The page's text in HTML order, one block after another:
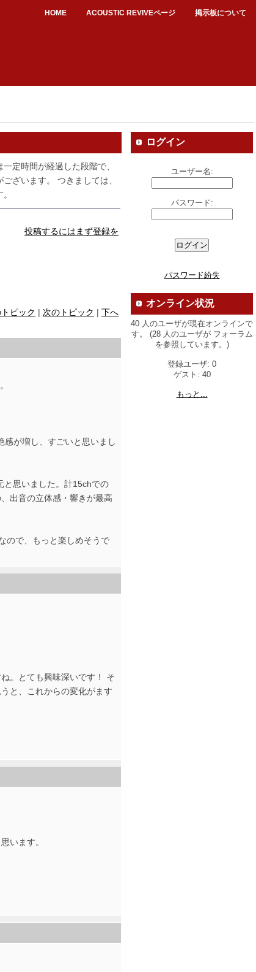
HOME ACOUSTIC REVIVEページ 掲示板について
定時間が経過した段階で、
ざいます。 つきましては、
投稿するにはまず登録を
ピック | 次のトピック | 下へ
が増し、すごいと思いまし
と思いました。計15chでの
出音の立体感・響きが最高
ので、もっと楽しめそうで
。とても興味深いです！ そ
と、これからの変化がます
います。
ログイン
ユーザー名:
パスワード:
パスワード紛失
オンライン状況
40 人のユーザが現在オンラインで
す。 (28 人のユーザが フォーラム
を参照しています。)
登録ユーザ: 0
ゲスト: 40
もっと...